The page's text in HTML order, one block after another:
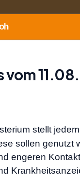
vom
stellt
sollen genutzt
engeren Kontakt